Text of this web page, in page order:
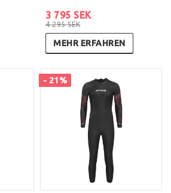
4 295 SEK
3 795 SEK
MEHR ERFAHREN
- 21%